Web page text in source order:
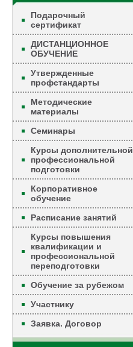
Подарочный
сертификат
ДИСТАНЦИОННОЕ
ОБУЧЕНИЕ
Утвержденные
профстандарты
Методические
материалы
Семинары
Курсы дополнительной
профессиональной
подготовки
Корпоративное
обучение
Расписание занятий
Курсы повышения
квалификации и
профессиональной
переподготовки
Обучение за рубежом
Участнику
Заявка. Договор